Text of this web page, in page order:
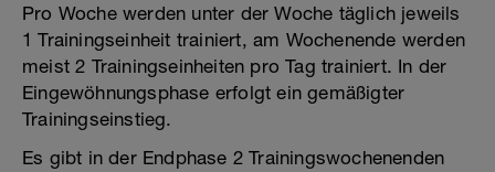
Pro Woche werden unter der Woche täglich jeweils
1 Trainingseinheit trainiert, am Wochenende werden
meist 2 Trainingseinheiten pro Tag trainiert. In der
Eingewöhnungsphase erfolgt ein gemäßigter
Trainingseinstieg.
Es gibt in der Endphase 2 Trainingswochenenden